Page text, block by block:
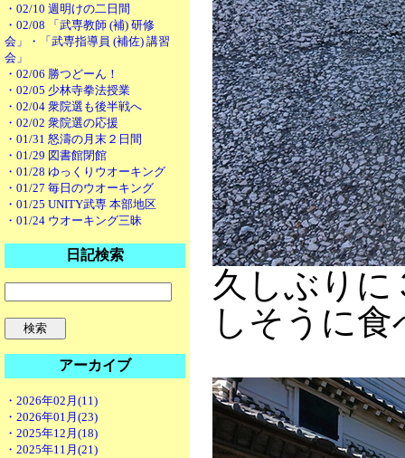
・02/10 週明けの二日間
・02/08 「武専教師 (補) 研修
会」・「武専指導員 (補佐) 講習
会」
・02/06 勝つどーん！
・02/05 少林寺拳法授業
・02/04 衆院選も後半戦へ
・02/02 衆院選の応援
・01/31 怒濤の月末２日間
・01/29 図書館閉館
・01/28 ゆっくりウオーキング
・01/27 毎日のウオーキング
・01/25 UNITY武専 本部地区
・01/24 ウオーキング三昧
日記検索
アーカイブ
・2026年02月(11)
・2026年01月(23)
・2025年12月(18)
・2025年11月(21)
久しぶりに
しそうに